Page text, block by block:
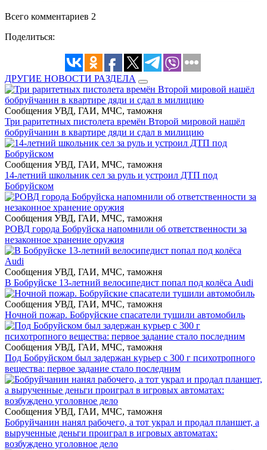
Всего комментариев 2
Поделиться:
ДРУГИЕ НОВОСТИ РАЗДЕЛА
Сообщения УВД, ГАИ, МЧС, таможня
Три раритетных пистолета времён Второй мировой нашёл
бобруйчанин в квартире дяди и сдал в милицию
Сообщения УВД, ГАИ, МЧС, таможня
14-летний школьник сел за руль и устроил ДТП под
Бобруйском
Сообщения УВД, ГАИ, МЧС, таможня
РОВД города Бобруйска напомнили об ответственности за
незаконное хранение оружия
Сообщения УВД, ГАИ, МЧС, таможня
В Бобруйске 13-летний велосипедист попал под колёса Audi
Сообщения УВД, ГАИ, МЧС, таможня
Ночной пожар. Бобруйские спасатели тушили автомобиль
Сообщения УВД, ГАИ, МЧС, таможня
Под Бобруйском был задержан курьер с 300 г психотропного
вещества: первое задание стало последним
Сообщения УВД, ГАИ, МЧС, таможня
Бобруйчанин нанял рабочего, а тот украл и продал планшет, а
вырученные деньги проиграл в игровых автоматах:
возбуждено уголовное дело